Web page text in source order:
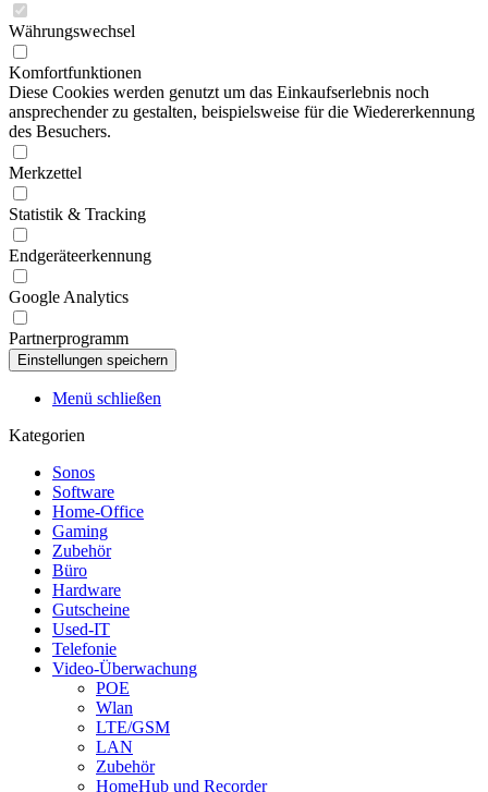
Währungswechsel
Komfortfunktionen
Diese Cookies werden genutzt um das Einkaufserlebnis noch
ansprechender zu gestalten, beispielsweise für die Wiedererkennung
des Besuchers.
Merkzettel
Statistik & Tracking
Endgeräteerkennung
Google Analytics
Partnerprogramm
Menü schließen
Kategorien
Sonos
Software
Home-Office
Gaming
Zubehör
Büro
Hardware
Gutscheine
Used-IT
Telefonie
Video-Überwachung
POE
Wlan
LTE/GSM
LAN
Zubehör
HomeHub und Recorder